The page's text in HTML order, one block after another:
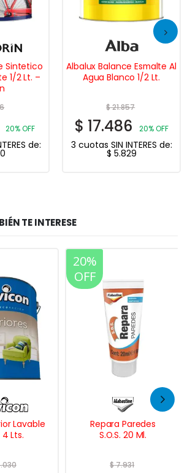
Sintetico
1/2 Lt. –
20% OFF
de:
Albalux Balance Esmalte Al
Agua Blanco 1/2 Lt.
$21.857
$ 17.486 20% OFF
3 cuotas SIN INTERES de:
$ 5.829
TE INTERESE
Lavable
20%
OFF
Repara Paredes
S.O.S. 20 Ml.
7.931